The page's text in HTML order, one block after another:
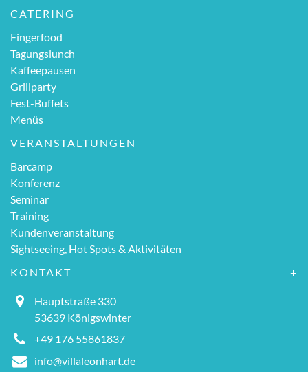
CATERING
Fingerfood
Tagungslunch
Kaffeepausen
Grillparty
Fest-Buffets
Menüs
VERANSTALTUNGEN
Barcamp
Konferenz
Seminar
Training
Kundenveranstaltung
Sightseeing, Hot Spots & Aktivitäten
KONTAKT
Hauptstraße 330
53639 Königswinter
+49 176 55861837
info@villaleonhart.de